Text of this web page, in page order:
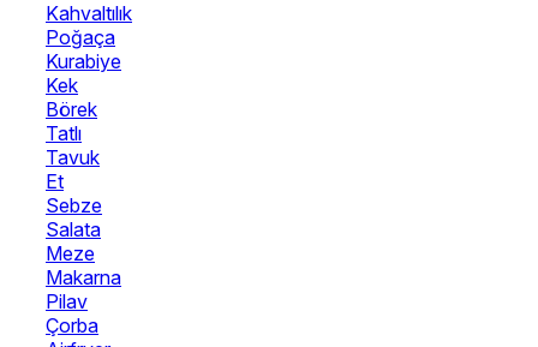
Kahvaltılık
Poğaça
Kurabiye
Kek
Börek
Tatlı
Tavuk
Et
Sebze
Salata
Meze
Makarna
Pilav
Çorba